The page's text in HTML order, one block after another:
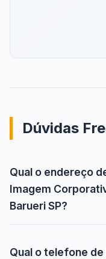
Dúvidas
Qual o endereço
Imagem
Barueri SP?
Qual o telefone de